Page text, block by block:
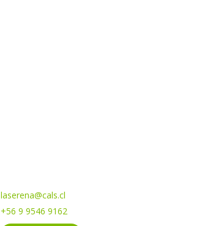
laserena@cals.cl
+56 9 9546 9162